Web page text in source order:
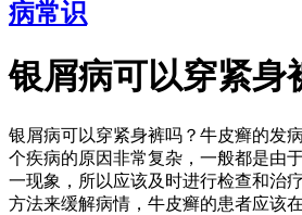
病常识
银屑病可以穿紧身
银屑病可以穿紧身裤吗？牛皮癣的发
个疾病的原因非常复杂，一般都是由
一现象，所以应该及时进行检查和治
方法来缓解病情，牛皮癣的患者应该